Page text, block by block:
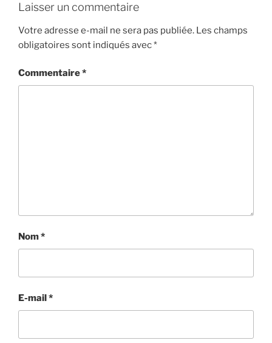
Laisser un commentaire
Votre adresse e-mail ne sera pas publiée. Les champs
obligatoires sont indiqués avec*
Commentaire*
Nom*
E-mail*